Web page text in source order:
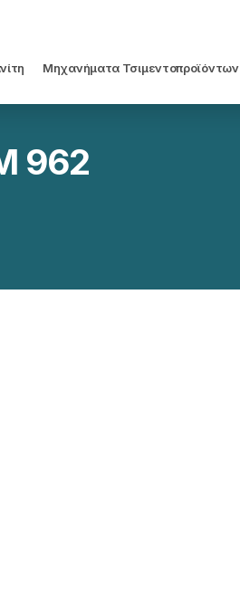
Μηχανήματα Τσιμεντοπροϊόντων
962